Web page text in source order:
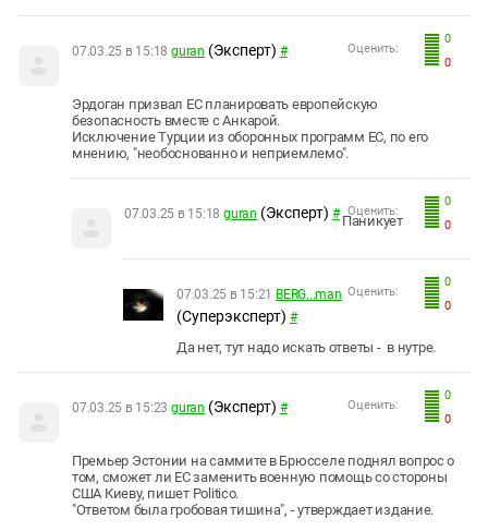
0
0
Оценить:
07.03.25 в 15:18 guran (Эксперт) #
Эрдоган призвал ЕС планировать европейскую
безопасность вместе с Анкарой.
Исключение Турции из оборонных программ ЕС, по его
мнению, "необоснованно и неприемлемо".
0
0
Оценить:
07.03.25 в 15:18 guran (Эксперт) # Паникует
0
0
Оценить:
07.03.25 в 15:21 BERG...man
(Суперэксперт) #
Да нет, тут надо искать ответы - в нутре.
0
0
Оценить:
07.03.25 в 15:23 guran (Эксперт) #
Премьер Эстонии на саммите в Брюсселе поднял вопрос о
том, сможет ли ЕС заменить военную помощь со стороны
США Киеву, пишет Politico.
"Ответом была гробовая тишина", - утверждает издание.